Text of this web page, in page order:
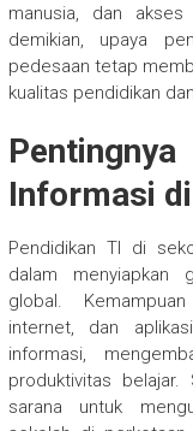
manusia, dan
demikian, upaya
pedesaan tetap
kualitas pendidikan
Informasi
Pendidikan TI di
dalam menyiapkan
global.
internet, dan
informasi,
produktivitas
sarana untuk